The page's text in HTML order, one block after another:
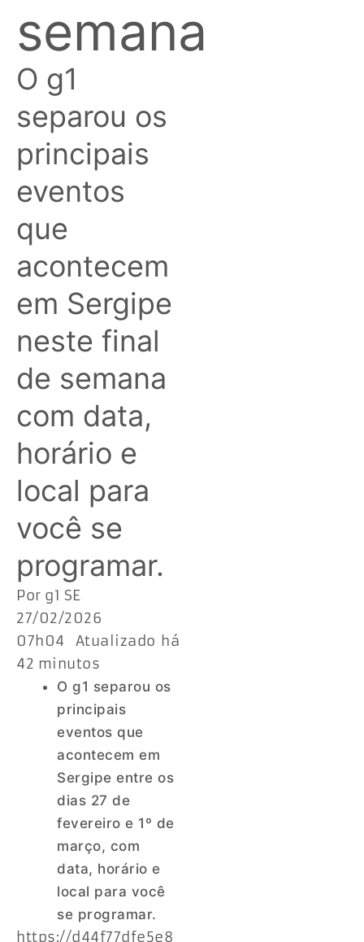
semana
O g1
separou os
principais
eventos
que
acontecem
em Sergipe
neste final
de semana
com data,
horário e
local para
você se
programar.
Por g1 SE
27/02/2026
07h04 Atualizado há
42 minutos
O g1 separou os
principais
eventos que
acontecem em
Sergipe entre os
dias 27 de
fevereiro e 1º de
março, com
data, horário e
local para você
se programar.
https://d44f77dfe5e8